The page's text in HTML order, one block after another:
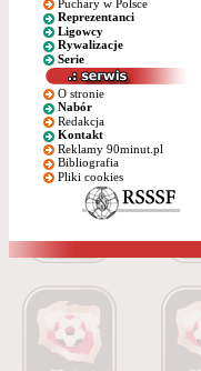
Puchary w Polsce
Reprezentanci
Ligowcy
Rywalizacje
Serie
O stronie
Nabór
Redakcja
Kontakt
Reklamy 90minut.pl
Bibliografia
Pliki cookies